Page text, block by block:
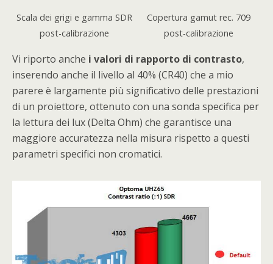
Scala dei grigi e gamma SDR
post-calibrazione
Copertura gamut rec. 709
post-calibrazione
Vi riporto anche i valori di rapporto di contrasto,
inserendo anche il livello al 40% (CR40) che a mio
parere è largamente più significativo delle prestazioni
di un proiettore, ottenuto con una sonda specifica per
la lettura dei lux (Delta Ohm) che garantisce una
maggiore accuratezza nella misura rispetto a questi
parametri specifici non cromatici.